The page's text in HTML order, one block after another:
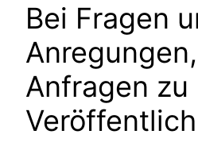
Bei Fragen
Anfragen zu